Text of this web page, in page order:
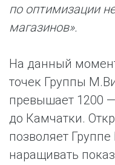
по оптимизации
магазинов».
На данный
точек Группы
превышает 1200
до Камчатки.
позволяет
наращивать